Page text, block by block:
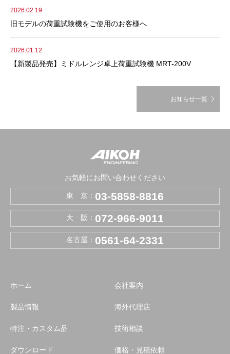
2026.02.19
旧モデルの荷重試験機をご使用のお客様へ
2026.01.12
【新製品発売】ミドルレンジ卓上荷重試験機 MRT-200V
お知らせ一覧
お気軽にお問い合わせください
東 京： 03-5858-8816
大 阪： 072-966-9011
名古屋： 0561-64-2331
ホーム
製品情報
特注・カスタム品
ダウンロード
会社案内
海外代理店
技術相談
価格・見積依頼